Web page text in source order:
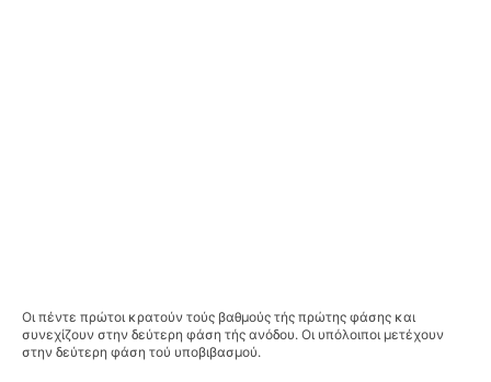
Οι πέντε πρώτοι κρατούν τούς βαθμούς τής πρώτης φάσης και
συνεχίζουν στην δεύτερη φάση τής ανόδου. Οι υπόλοιποι μετέχουν
στην δεύτερη φάση τού υποβιβασμού.